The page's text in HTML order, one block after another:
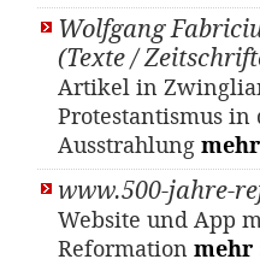
Wolfgang
(Texte /
Artikel in
Protestantismus in
Ausstrahlung mehr
www.500-jahre-
Website und App
Reformation mehr